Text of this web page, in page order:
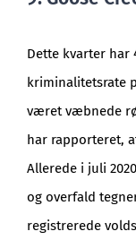
Dette kvarter har
kriminalitetsrate
været væbnede
har rapporteret,
Allerede i juli
og overfald
registrerede